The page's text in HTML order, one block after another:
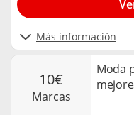
Más información
10€
marcas
Moda